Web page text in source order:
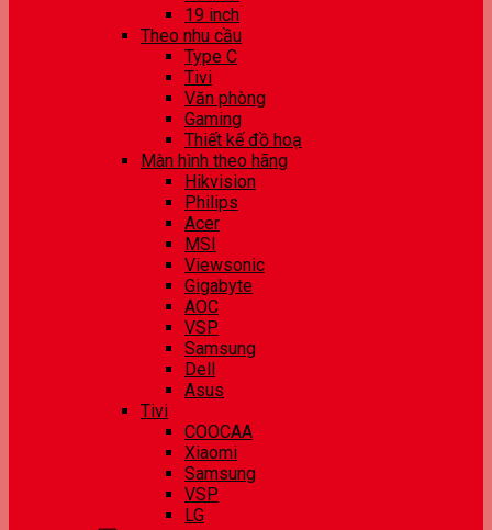
19 inch
Theo nhu cầu
Type C
Tivi
Văn phòng
Gaming
Thiết kế đồ hoạ
Màn hình theo hãng
Hikvision
Philips
Acer
MSI
Viewsonic
Gigabyte
AOC
VSP
Samsung
Dell
Asus
Tivi
COOCAA
Xiaomi
Samsung
VSP
LG